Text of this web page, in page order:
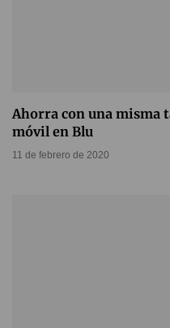
Ahorra con una misma
móvil en Blu
11 de febrero de 2020